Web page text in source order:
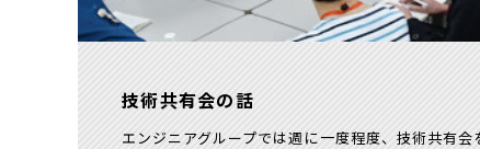
技術共有会の話
エンジニアグループでは週に一度程度、技術共有会